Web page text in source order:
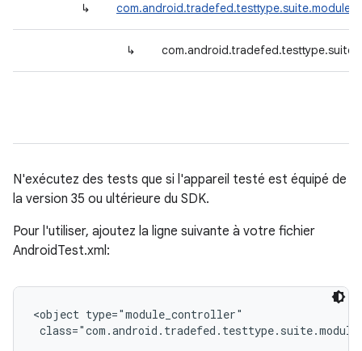
↳
↳
N'exécutez des tests que si l'appareil testé est équipé de
la version 35 ou ultérieure du SDK.
Pour l'utiliser, ajoutez la ligne suivante à votre fichier
AndroidTest.xml:
<object type="module_controller"